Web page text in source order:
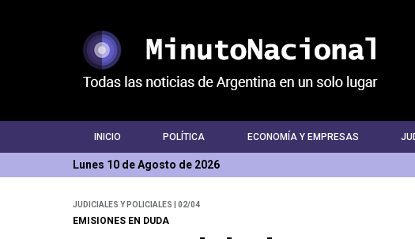
INICIO POLÍTICA ECONOMÍA Y EMPRESAS
Lunes 10 de Agosto de 2026
JUDICIALES Y POLICIALES | 02/04
EMISIONES EN DUDA